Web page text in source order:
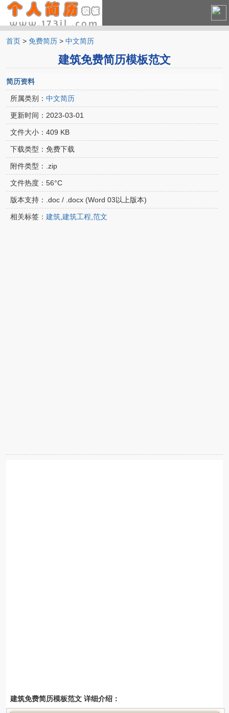
中文简历
首页 > 免费简历 > 中文简历
建筑免费简历模板范文
简历资料
所属类别： 中文简历
更新时间： 2023-03-01
文件大小： 409 KB
下载类型： 免费下载
附件类型： .zip
文件热度： 56°C
版本支持： .doc / .docx (Word 03以上版本)
相关标签： 建筑 建筑工程 范文
建筑免费简历模板范文 详细介绍：